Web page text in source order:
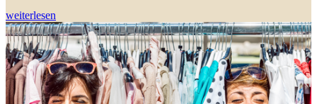
weiterlesen